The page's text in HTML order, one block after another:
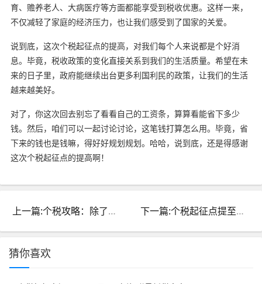
育、赡养老人、大病医疗等方面都能享受到税收优惠。这样一来，
不仅减轻了家庭的经济压力，也让我们感受到了国家的关爱。
说到底，这次个税起征点的提高，对我们每个人来说都是个好消
息。毕竟，税收政策的变化直接关系到我们的生活质量。希望在未
来的日子里，政府能继续出台更多利国利民的政策，让我们的生活
越来越美好。
对了，你这次回去别忘了看看自己的工资条，算算看能省下多少
钱。然后，咱们可以一起讨论讨论，这笔钱打算怎么用。毕竟，省
下来的钱也是钱嘛，得好好规划规划。哈哈，说到底，还是得感谢
这次个税起征点的提高啊！
上一篇:个税攻略：除了起征点还有这些你该知道→不可错过的小常识 下一篇:个税起征点提至每月5000元！财政部最新解释详细解读
猜你喜欢